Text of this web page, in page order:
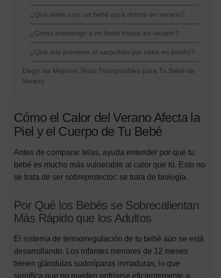
¿Qué debe usar un bebé para dormir en verano?
¿Cómo mantengo a mi bebé fresco en verano?
¿Qué tela previene el sarpullido por calor en bebés?
Elegir las Mejores Telas Transpirables para Tu Bebé de
Verano
Cómo el Calor del Verano Afecta la
Piel y el Cuerpo de Tu Bebé
Antes de comparar telas, ayuda entender por qué tu
bebé es mucho más vulnerable al calor que tú. Esto no
se trata de ser sobreprotector: se trata de biología.
Por Qué los Bebés se Sobrecalientan
Más Rápido que los Adultos
El sistema de termorregulación de tu bebé aún se está
desarrollando. Los infantes menores de 12 meses
tienen glándulas sudoríparas inmaduras, lo que
significa que no pueden enfriarse eficientemente a